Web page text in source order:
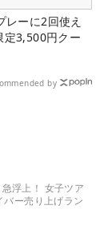
レーに2回使え
定3,500円クー
by
浮上！ 女子ツア
バー売り上げラン